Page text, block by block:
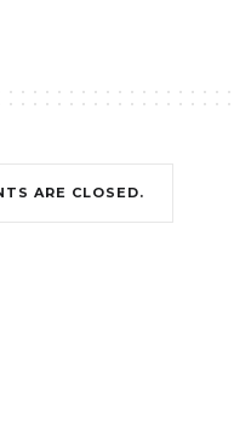
ARE CLOSED.